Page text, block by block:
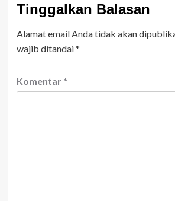
Tinggalkan Balasan
Alamat email Anda tidak akan
wajib ditandai*
Komentar *